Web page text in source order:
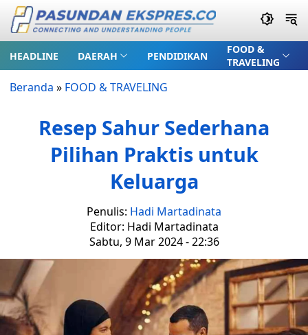
HEADLINE DAERAH PENDIDIKAN
FOOD &
TRAVELING
Beranda » FOOD & TRAVELING
Resep Sahur Sederhana
Pilihan Praktis untuk
Keluarga
Penulis: Hadi Martadinata
Editor: Hadi Martadinata
Sabtu, 9 Mar 2024 - 22:36